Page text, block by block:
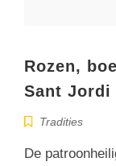
Rozen,
Sant Jordi
Tradities
De